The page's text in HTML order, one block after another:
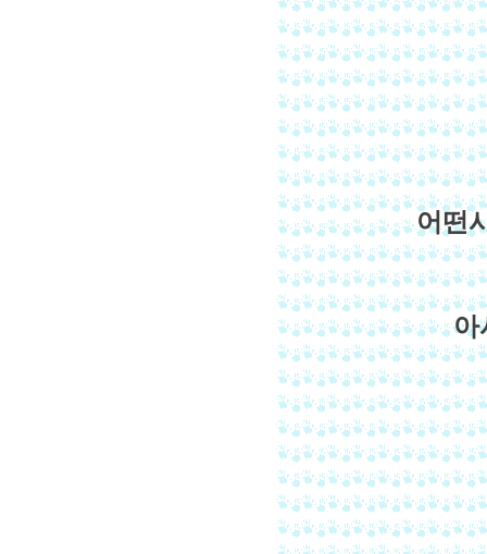
어떤
아